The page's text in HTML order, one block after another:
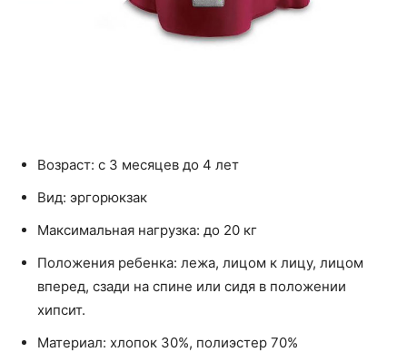
Возраст: с 3 месяцев до 4 лет
Вид: эргорюкзак
Максимальная нагрузка: до 20 кг
Положения ребенка: лежа, лицом к лицу, лицом
вперед, сзади на спине или сидя в положении
хипсит.
Материал: хлопок 30%, полиэстер 70%